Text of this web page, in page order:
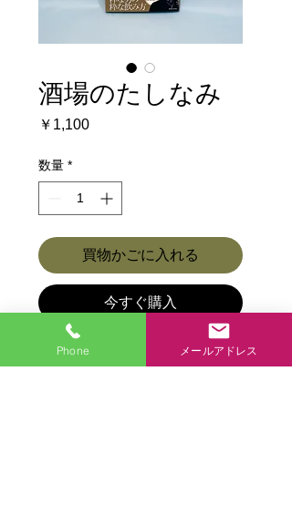
酒場のたしなみ
￥1,100価
数量 *
買物かごに入れる
今すぐ購入
商品各種ページに戻る
Phone メールアドレス